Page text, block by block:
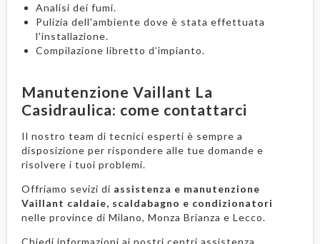
Analisi dei fumi.
Pulizia dell'ambiente dove è stata effettuata
l'installazione.
Compilazione libretto d’impianto.
Manutenzione Vaillant La
Casidraulica: come contattarci
Il nostro team di tecnici esperti è sempre a
disposizione per rispondere alle tue domande e
risolvere i tuoi problemi.
Offriamo sevizi di assistenza e manutenzione
Vaillant caldaie, scaldabagno e condizionatori
nelle province di Milano, Monza Brianza e Lecco.
Chiedi informazioni ai nostri centri assistenza